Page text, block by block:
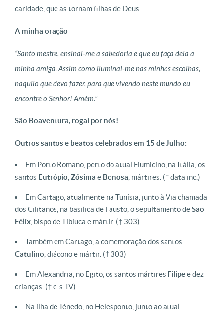
caridade, que as tornam filhas de Deus.
A minha oração
“Santo mestre, ensinai-me a sabedoria e que eu faça dela a
minha amiga. Assim como iluminai-me nas minhas escolhas,
naquilo que devo fazer, para que vivendo neste mundo eu
encontre o Senhor! Amém.”
São Boaventura, rogai por nós!
Outros santos e beatos celebrados em 15 de Julho:
Em Porto Romano, perto do atual Fiumicino, na Itália, os
santos Eutrópio Zósima e Bonosa , mártires. († data inc.)
Em Cartago, atualmente na Tunísia, junto à Via chamada
dos Cilitanos, na basílica de Fausto, o sepultamento deSão
Félix , bispo de Tibiuca e mártir. († 303)
Também em Cartago, a comemoração dos santos
Catulino , diácono e mártir. († 303)
Em Alexandria, no Egito, os santos mártires Filipee dez
crianças. († c. s. IV)
Na ilha de Ténedo, no Helesponto, junto ao atual